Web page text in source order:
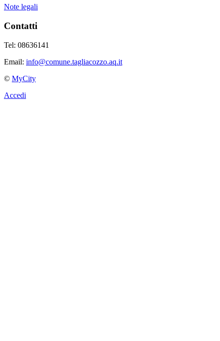
Note legali
Contatti
Tel: 08636141
Email: info@comune.tagliacozzo.aq.it
© MyCity
Accedi